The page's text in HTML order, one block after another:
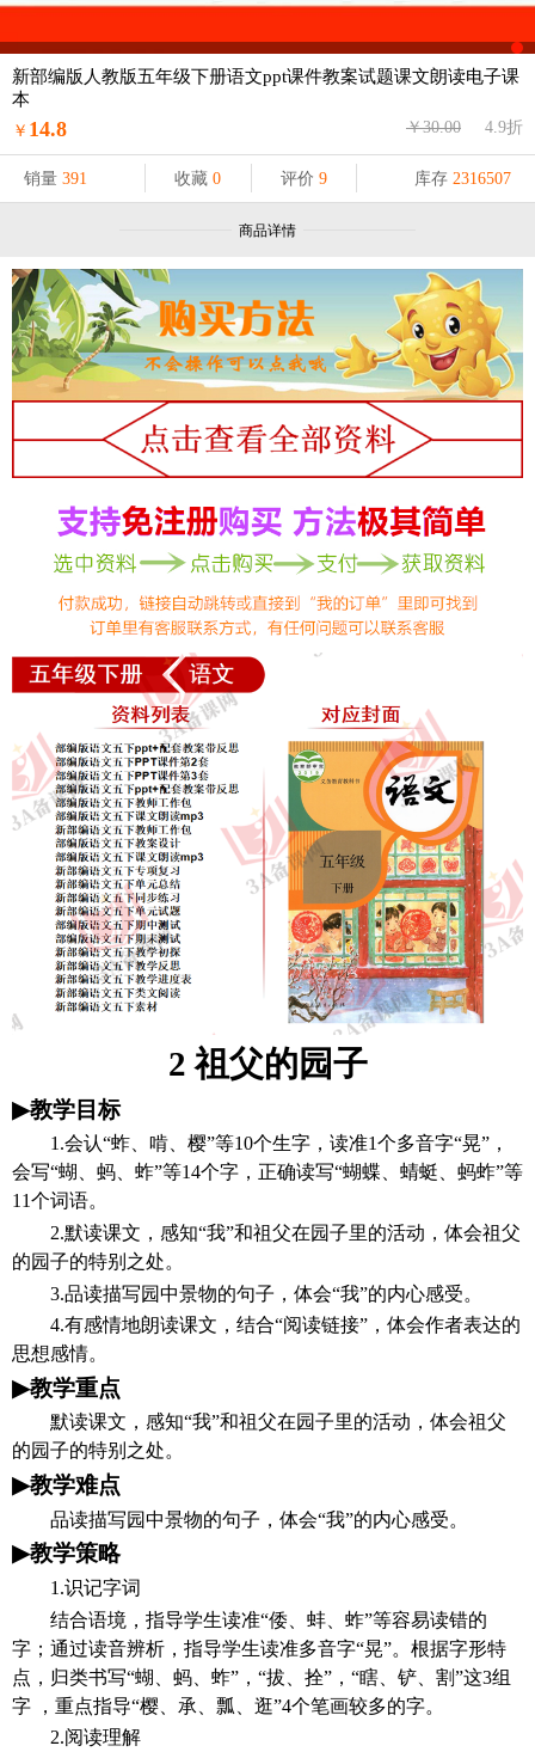
新部编版人教版五年级下册语文ppt课件教案试题课文朗读电子课
本
￥ 14.8 ￥30.00 4.9折
销量 391 收藏0 评价 9 库存 2316507
商品详情
2祖父的园子
▶教学目标
1.会认“蚱、啃、樱”等10个生字，读准1个多音字“晃”，
会写“蝴、蚂、蚱”等14个字，正确读写“蝴蝶、蜻蜓、蚂蚱”等
1 1个词语。
2.默读课文，感知“我”和祖父在园子里的活动，体会祖父
的园子的特别之处。
3.品读描写园中景物的句子，体会“我”的内心感受。
4.有感情地朗读课文，结合“阅读链接”，体会作者表达的
思想感情。
▶教学重点
默读课文，感知“我”和祖父在园子里的活动，体会祖父
的园子的特别之处。
▶教学难点
品读描写园中景物的句子，体会“我”的内心感受。
▶教学策略
1.识记字词
结合语境，指导学生读准“倭、蚌、蚱”等容易读错的
字；通过读音辨析，指导学生读准多音字“晃”。根据字形特
点，归类书写“蝴、蚂、蚱”，“拔、拴”，“瞎、铲、割”这3组
字 ，重点指导“樱、承、瓢、逛”4个笔画较多的字。
2.阅读理解